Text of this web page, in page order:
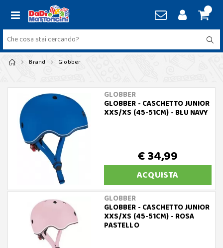
Brand Globber
GLOBBER
GLOBBER - CASCHETTO JUNIOR
XXS/XS (45-51CM) - BLU NAVY
€ 34,99
ACQUISTA
GLOBBER
GLOBBER - CASCHETTO JUNIOR
XXS/XS (45-51CM) - ROSA
PASTELLO